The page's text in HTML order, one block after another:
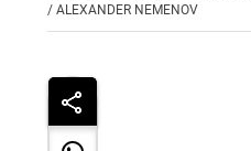
/ ALEXANDER NEMENOV